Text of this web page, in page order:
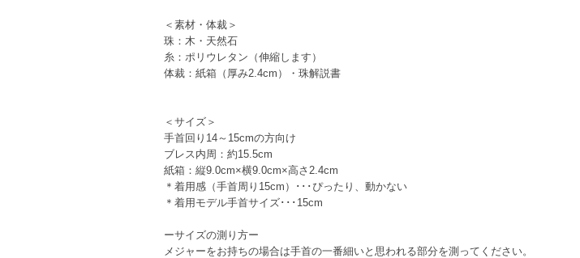
＜素材・体裁＞
珠：木・天然石
糸：ポリウレタン（伸縮します）
体裁：紙箱（厚み2.4cm）・珠解説書
＜サイズ＞
手首回り14～15cmの方向け
ブレス内周：約15.5cm
紙箱：縦9.0cm×横9.0cm×高さ2.4cm
＊着用感（手首周り15cm）･･･ぴったり、動かない
＊着用モデル手首サイズ･･･15cm
ーサイズの測り方ー
メジャーをお持ちの場合は手首の一番細いと思われる部分を測ってください。